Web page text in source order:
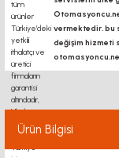
vermektedir. bu
değişim hizmeti
Ürün Bilgisi